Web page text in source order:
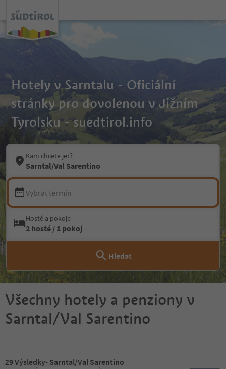
Hotely v Sarntalu - Oficiální
stránky pro dovolenou v Jižním
Tyrolsku - suedtirol.info
Kam chcete jet?
Sarntal/Val Sarentino
Vybrat termín
Hosté a pokoje
2 hosté / 1 pokoj
Hledat
Všechny hotely a penziony v
Sarntal/Val Sarentino
29Výsledky- Sarntal/Val Sarentino